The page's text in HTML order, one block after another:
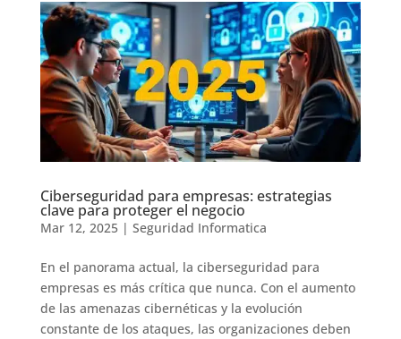
Ciberseguridad para empresas: estrategias
clave para proteger el negocio
Mar 12, 2025| Seguridad Informatica
En el panorama actual, la ciberseguridad para
empresas es más crítica que nunca. Con el aumento
de las amenazas cibernéticas y la evolución
constante de los ataques, las organizaciones deben